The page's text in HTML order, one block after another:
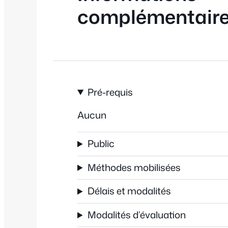
Pré-requis
Aucun
Public
Méthodes mobilisées
Délais et modalités
Modalités d’évaluation